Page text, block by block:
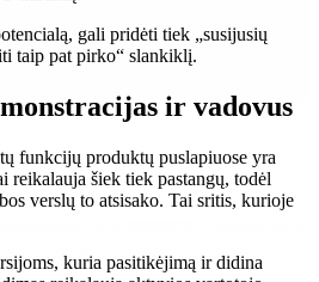
gali pridėti tiek „susijusių
taip pat pirko“ slankiklį.
ir vadovus
funkcijų produktų puslapiuose yra
reikalauja šiek tiek pastangų, todėl
verslų to atsisako. Tai sritis, kurioje
kuria pasitikėjimą ir didina